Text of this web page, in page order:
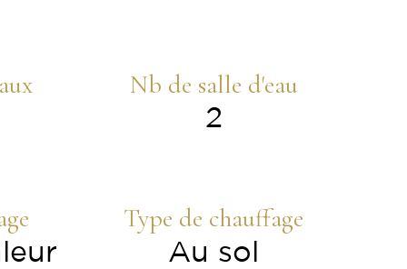
Nb de salle d'eau
2
Type de chauffage
Au sol